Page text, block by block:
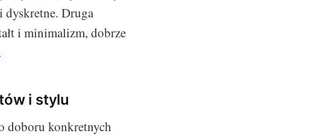
Druga
i minimalizm, dobrze
i stylu
doboru konkretnych